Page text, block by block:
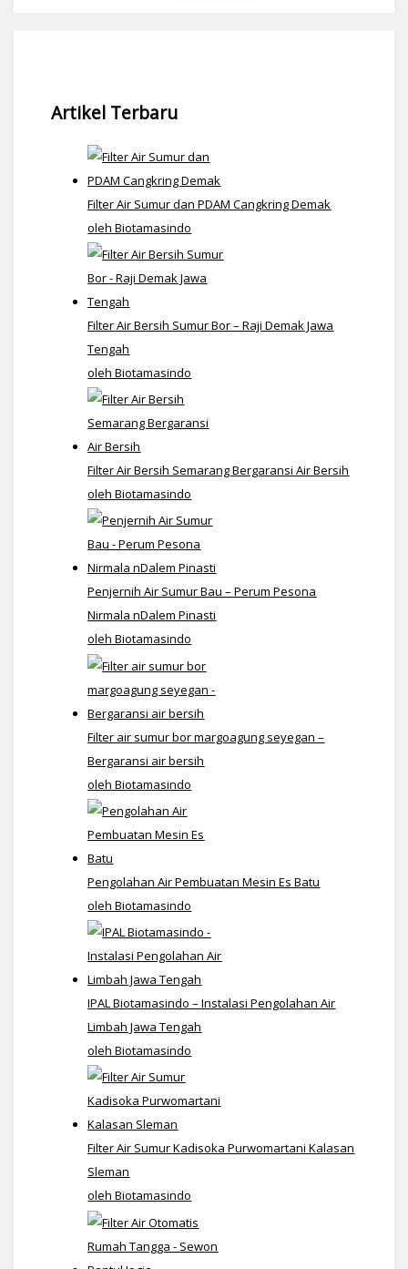
Artikel Terbaru
Filter Air Sumur dan PDAM Cangkring Demak
oleh Biotamasindo
Filter Air Bersih Sumur Bor – Raji Demak Jawa
Tengah
oleh Biotamasindo
Filter Air Bersih Semarang Bergaransi Air Bersih
oleh Biotamasindo
Penjernih Air Sumur Bau – Perum Pesona
Nirmala nDalem Pinasti
oleh Biotamasindo
Filter air sumur bor margoagung seyegan –
Bergaransi air bersih
oleh Biotamasindo
Pengolahan Air Pembuatan Mesin Es Batu
oleh Biotamasindo
IPAL Biotamasindo – Instalasi Pengolahan Air
Limbah Jawa Tengah
oleh Biotamasindo
Filter Air Sumur Kadisoka Purwomartani Kalasan
Sleman
oleh Biotamasindo